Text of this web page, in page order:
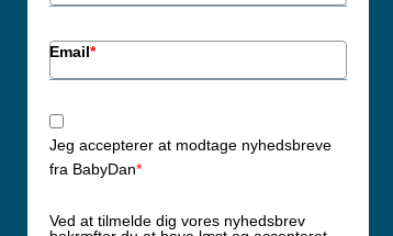
Email*
Jeg accepterer at modtage nyhedsbreve
fra BabyDan*
Ved at tilmelde dig vores nyhedsbrev